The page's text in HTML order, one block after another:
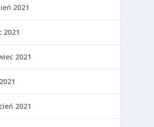
2021
2021
2021
2021